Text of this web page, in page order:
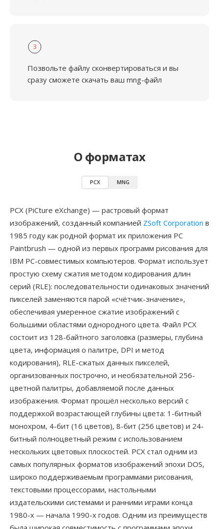
3
Позвольте файлу сконвертироваться и вы
сразу сможете скачать ваш mng-файл
О форматах
PCX MNG
PCX (PiCture eXchange) — растровый формат
изображений, созданный компанией ZSoft Corporation в
1985 году как родной формат их приложения PC
Paintbrush — одной из первых программ рисования для
IBM PC-совместимых компьютеров. Формат использует
простую схему сжатия методом кодирования длин
серий (RLE): последовательности одинаковых значений
пикселей заменяются парой «счётчик-значение»,
обеспечивая умеренное сжатие изображений с
большими областями однородного цвета. Файл PCX
состоит из 128-байтного заголовка (размеры, глубина
цвета, информация о палитре, DPI и метод
кодирования), RLE-сжатых данных пикселей,
организованных построчно, и необязательной 256-
цветной палитры, добавляемой после данных
изображения. Формат прошёл несколько версий с
поддержкой возрастающей глубины цвета: 1-битный
монохром, 4-бит (16 цветов), 8-бит (256 цветов) и 24-
битный полноцветный режим с использованием
нескольких цветовых плоскостей. PCX стал одним из
самых популярных форматов изображений эпохи DOS,
широко поддерживаемым программами рисования,
текстовыми процессорами, настольными
издательскими системами и ранними играми конца
1980-х — начала 1990-х годов. Одним из преимуществ